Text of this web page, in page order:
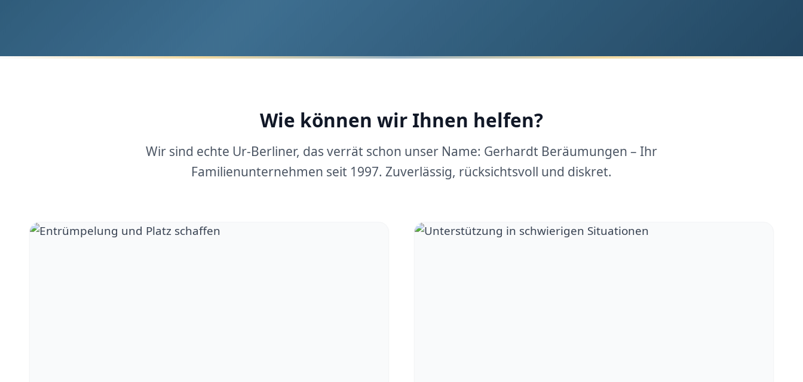
Wie können wir Ihnen helfen?
Wir sind echte Ur-Berliner, das verrät schon unser Name: Gerhardt Beräumungen – Ihr
Familienunternehmen seit 1997. Zuverlässig, rücksichtsvoll und diskret.